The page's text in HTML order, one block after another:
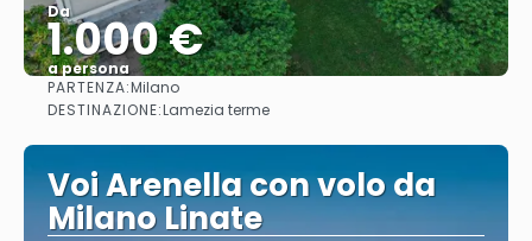
Da
1.000 €
a persona
PARTENZA:Milano
DESTINAZIONE:Lamezia terme
Voi Arenella con volo da
Milano Linate